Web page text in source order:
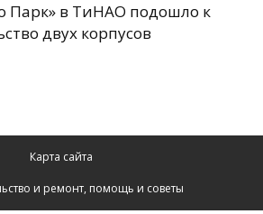
Парк» в ТиНАО подошло к
двух корпусов
Карта сайта
и ремонт, помощь и советы